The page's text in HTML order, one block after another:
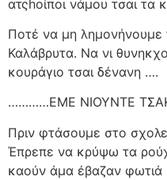
ατςhοίποι νάμου τσαι τα
Ποτέ να μη
Καλάβρυτα. Να νι
κουράγιο τσαι δένανη ….
…………ΕΜΕ ΝΙΟΥΝΤΕ
Πριν φτάσουμε στο
Έπρεπε να κρύψω τα
καούν άμα έβαζαν φωτιά